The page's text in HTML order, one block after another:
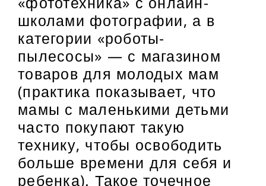
школами фотографии, а в
категории «роботы-
пылесосы» — с магазином
товаров для молодых мам
(практика показывает, что
мамы с маленькими детьми
часто покупают такую
технику, чтобы освободить
больше времени для себя и
ребенка). Такое точечное